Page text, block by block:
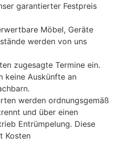
garantierter Festpreis
Möbel, Geräte
werden von uns
zugesagte Termine ein.
keine Auskünfte an
werden ordnungsgemäß
und über einen
Entrümpelung. Diese
Kosten